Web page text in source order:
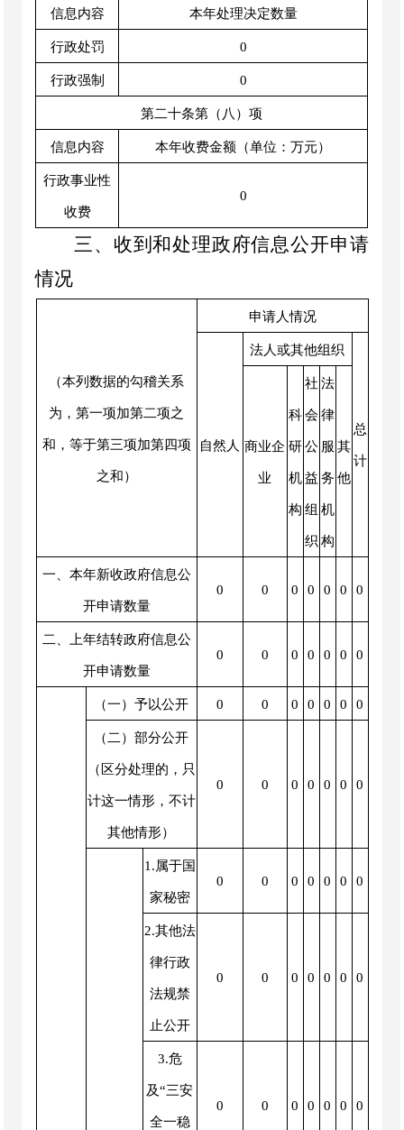
信息内容 本年处理决定数量
行政处罚 0
行政强制 0
第二十条第（八）项
信息内容 本年收费金额（单位：万元）
行政事业性
收费
0
三、收到和处理政府信息公开申请
情况
（本列数据的勾稽关系
为，第一项加第二项之
和，等于第三项加第四项
之和）
申请人情况
自然人
法人或其他组织
总
计
商业企
业
科
研
机
构
社
会
公
益
组
织
法
律
服
务
机
构
其
他
一、本年新收政府信息公
开申请数量
0 0 0 0 0 0 0
二、上年结转政府信息公
开申请数量
0 0 0 0 0 0 0
（一）予以公开 0 0 0 0 0 0 0
（二）部分公开
（区分处理的，只
计这一情形，不计
其他情形）
0 0 0 0 0 0 0
1.属于国
家秘密
0 0 0 0 0 0 0
2.其他法
律行政
法规禁
止公开
0 0 0 0 0 0 0
3.危
及“三安
全一稳
0 0 0 0 0 0 0